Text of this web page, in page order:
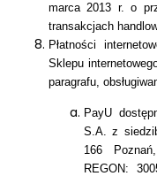
marca 2013 r. o
transakcjach
Płatności
Sklepu
paragrafu,
PayU
S.A. z
166
REGON: